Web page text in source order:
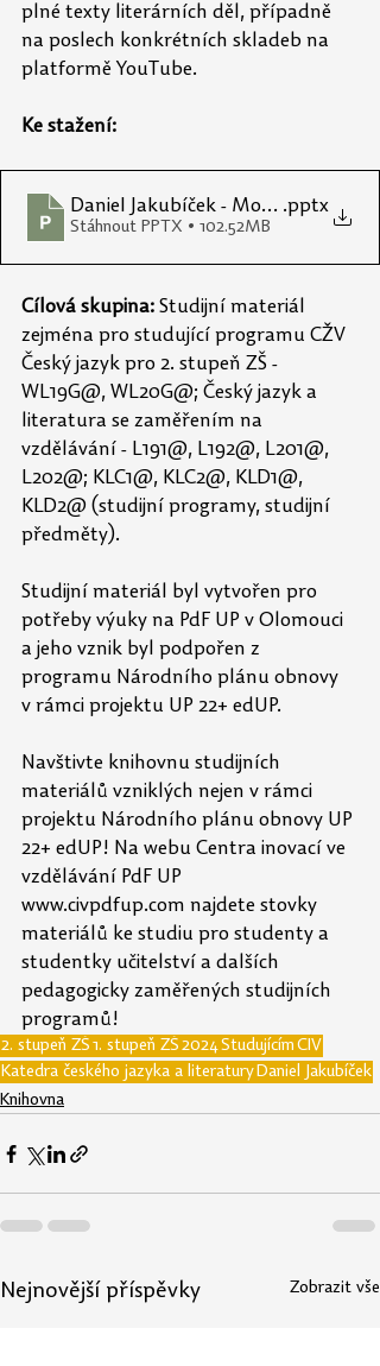
plné texty literárních děl, případně
na poslech konkrétních skladeb na
platformě YouTube.
Ke stažení:
Daniel Jakubíček - Moderní.pptx
Stáhnout PPTX • 102.52MB
Cílová skupina: Studijní materiál
zejména pro studující programu CŽV
Český jazyk pro 2. stupeň ZŠ -
WL19G@, WL20G@; Český jazyk a
literatura se zaměřením na
vzdělávání - L191@, L192@, L201@,
L202@; KLC1@, KLC2@, KLD1@,
KLD2@ (studijní programy, studijní
předměty).
Studijní materiál byl vytvořen pro
potřeby výuky na PdF UP v Olomouci
a jeho vznik byl podpořen z
programu Národního plánu obnovy
v rámci projektu UP 22+ edUP.
Navštivte knihovnu studijních
materiálů vzniklých nejen v rámci
projektu Národního plánu obnovy UP
22+ edUP! Na webu Centra inovací ve
vzdělávání PdF UP
www.civpdfup.com najdete stovky
materiálů ke studiu pro studenty a
studentky učitelství a dalších
pedagogicky zaměřených studijních
programů!
2. stupeň ZŠ 1. stupeň ZŠ 2024Studujícím CIV
Katedra českého jazyka a literaturyDaniel Jakubíček
Knihovna
Nejnovější příspěvky Zobrazit vše